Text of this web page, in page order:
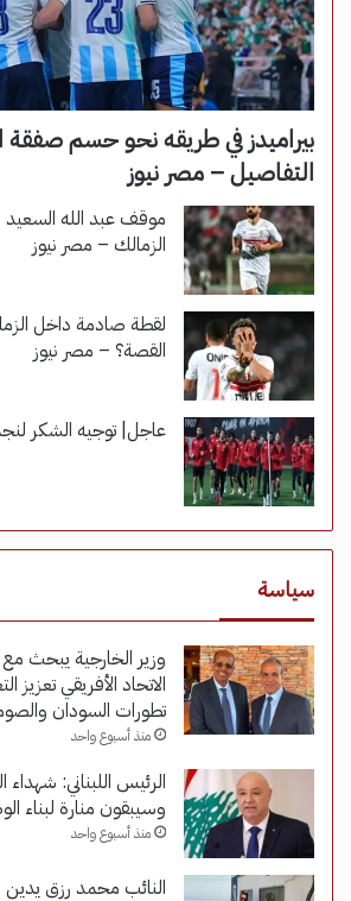
بيراميدز في طريقه نحو حسم صفقة
التفاصيل – مصر نيوز
موقف عبد الله السعيد
الزمالك – مصر نيوز
لقطة صادمة داخل
القصة؟ – مصر نيوز
عاجل| توجيه الشكر
سياسة
وزير الخارجية يبحث
الاتحاد الأفريقي تعزيز
تطورات السودان
منذ أسبوع واحد
الرئيس اللبناني:
وسيبقون منارة لبناء
منذ أسبوع واحد
النائب محمد رزق يدين